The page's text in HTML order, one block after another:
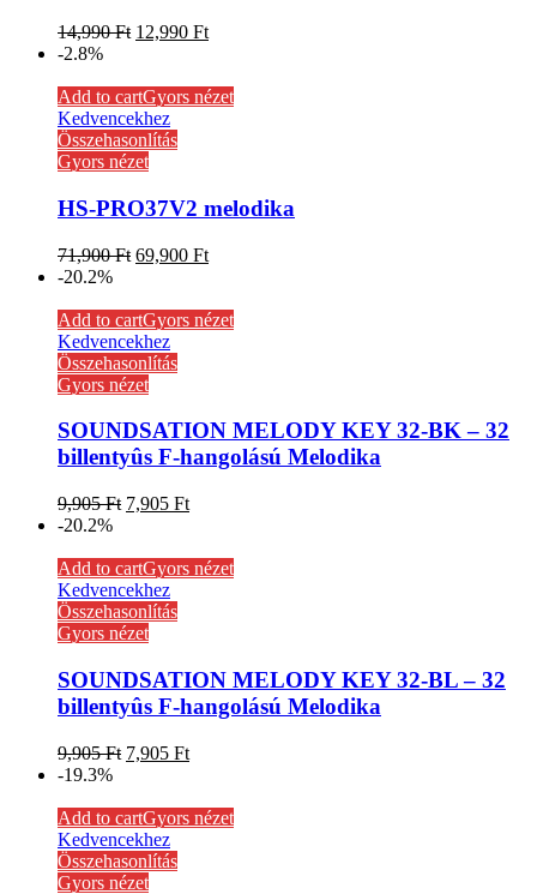
14,990Ft 12,990 Ft
-2.8%
Add to cartGyors nézet
Kedvencekhez
Összehasonlítás
Gyors nézet
HS-PRO37V2 melodika
71,900Ft 69,900 Ft
-20.2%
Add to cartGyors nézet
Kedvencekhez
Összehasonlítás
Gyors nézet
SOUNDSATION MELODY KEY 32-BK – 32
billentyûs F-hangolású Melodika
9,905Ft 7,905 Ft
-20.2%
Add to cartGyors nézet
Kedvencekhez
Összehasonlítás
Gyors nézet
SOUNDSATION MELODY KEY 32-BL – 32
billentyûs F-hangolású Melodika
9,905Ft 7,905 Ft
-19.3%
Add to cartGyors nézet
Kedvencekhez
Összehasonlítás
Gyors nézet